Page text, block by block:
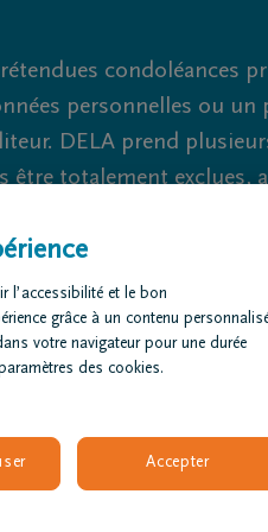
condoléances
personnelles ou
DELA prend
être totalement exclues,
Nous sommes là
Nos centres
funéraires
l’accessibilité et le bon
grâce à un contenu
votre navigateur pour une durée
des cookies.
Accepter